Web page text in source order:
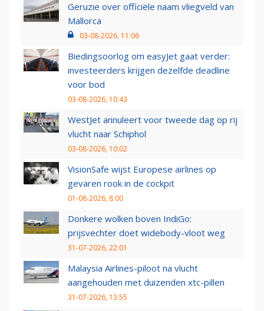
Geruzie over officiële naam vliegveld van
Mallorca
03-08-2026, 11:06
Biedingsoorlog om easyJet gaat verder:
investeerders krijgen dezelfde deadline
voor bod
03-08-2026, 10:43
WestJet annuleert voor tweede dag op rij
vlucht naar Schiphol
03-08-2026, 10:02
VisionSafe wijst Europese airlines op
gevaren rook in de cockpit
01-08-2026, 8:00
Donkere wolken boven IndiGo:
prijsvechter doet widebody-vloot weg
31-07-2026, 22:01
Malaysia Airlines-piloot na vlucht
aangehouden met duizenden xtc-pillen
31-07-2026, 13:55